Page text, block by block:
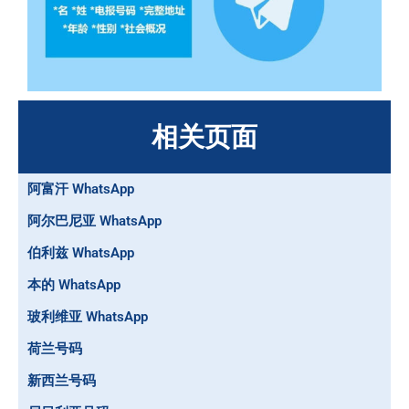
相关页面
阿富汗 WhatsApp
阿尔巴尼亚 WhatsApp
伯利兹 WhatsApp
本的 WhatsApp
玻利维亚 WhatsApp
荷兰号码
新西兰号码